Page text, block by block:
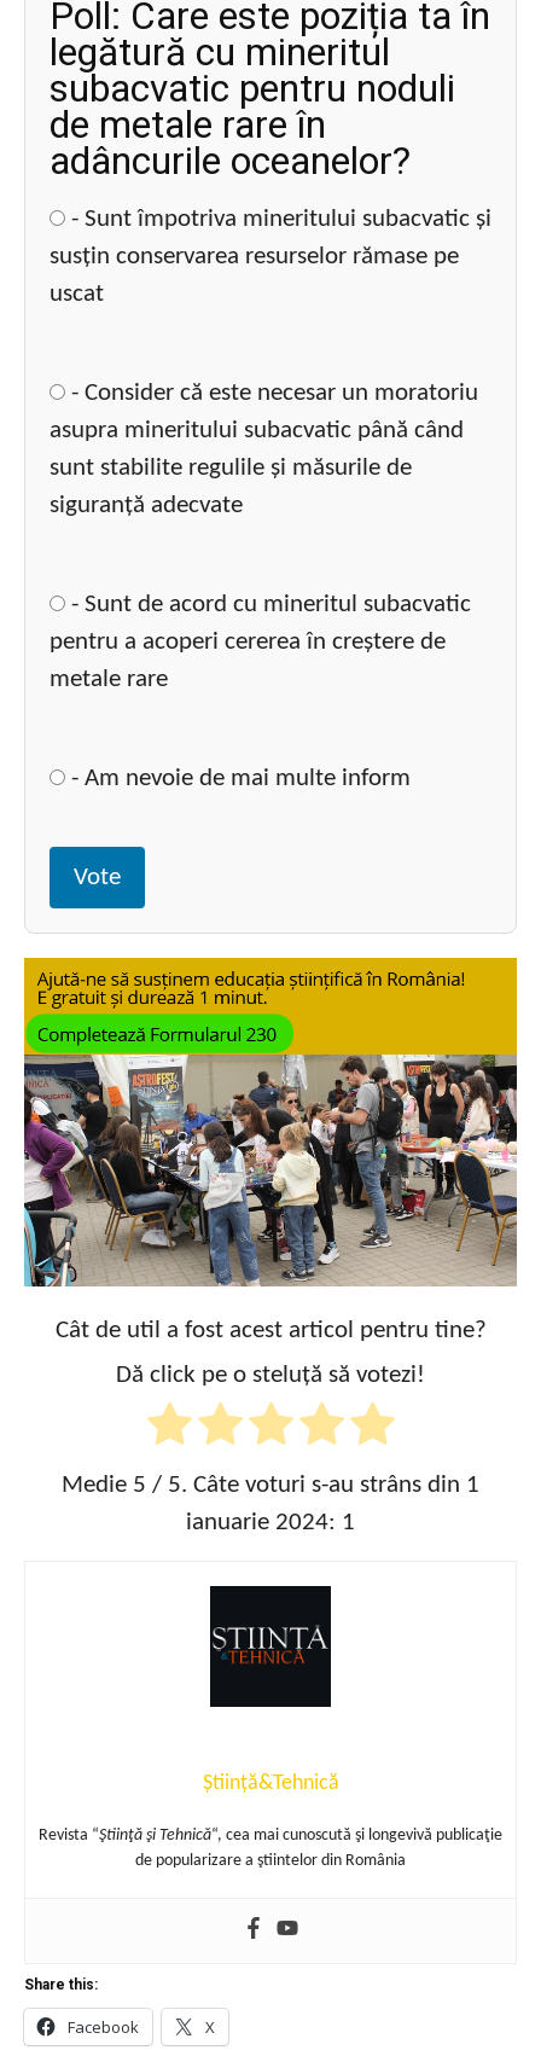
Poll: Care este poziția ta în
legătură cu mineritul
subacvatic pentru noduli
de metale rare în
adâncurile oceanelor?
- Sunt împotriva mineritului subacvatic și
susțin conservarea resurselor rămase pe
uscat
- Consider că este necesar un moratoriu
asupra mineritului subacvatic până când
sunt stabilite regulile și măsurile de
siguranță adecvate
- Sunt de acord cu mineritul subacvatic
pentru a acoperi cererea în creștere de
metale rare
- Am nevoie de mai multe inform
Vote
Cât de util a fost acest articol pentru tine?
Dă click pe o steluță să votezi!
Medie 5 / 5. Câte voturi s-au strâns din 1
ianuarie 2024: 1
Știință&Tehnică
Revista “Ştiinţă şi Tehnică“, cea mai cunoscută şi longevivă publicaţie
de popularizare a ştiintelor din România
Share this:
Facebook X